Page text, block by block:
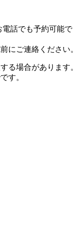
話でも予約可能で
にご連絡ください。
る場合があります。
す。